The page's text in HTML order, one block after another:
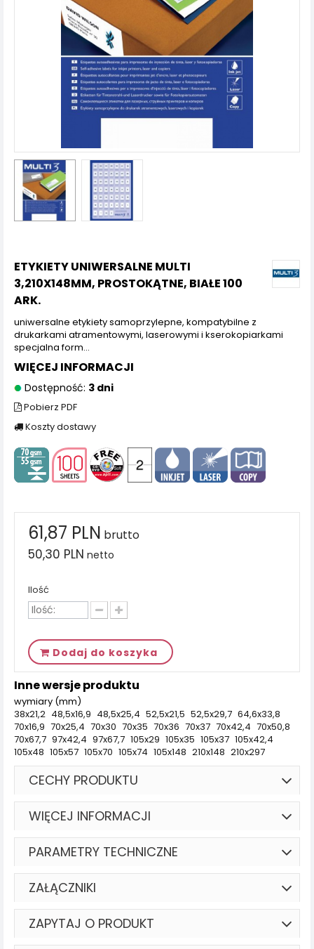
ETYKIETY UNIWERSALNE MULTI
3,210X148MM, PROSTOKĄTNE, BIAŁE 100
ARK.
uniwersalne etykiety samoprzylepne, kompatybilne z
drukarkami atramentowymi, laserowymi i kserokopiarkami
specjalna form...
WIĘCEJ INFORMACJI
Dostępność: 3 dni
Pobierz PDF
Koszty dostawy
61,87 PLN brutto
50,30 PLN netto
Ilość
Dodaj do koszyka
Inne wersje produktu
wymiary (mm)
38x21,2 48,5x16,9 48,5x25,4 52,5x21,5 52,5x29,7 64,6x33,8
70x16,9 70x25,4 70x30 70x35 70x36 70x37 70x42,4 70x50,8
70x67,7 97x42,4 97x67,7 105x29 105x35 105x37 105x42,4
105x48 105x57 105x70 105x74 105x148 210x148 210x297
CECHY PRODUKTU
WIĘCEJ INFORMACJI
PARAMETRY TECHNICZNE
ZAŁĄCZNIKI
ZAPYTAJ O PRODUKT